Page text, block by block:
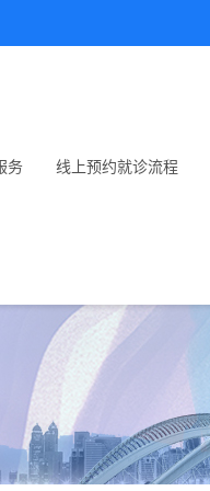
务 线上预约就诊流程